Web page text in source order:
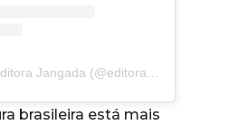
brasileira está mais